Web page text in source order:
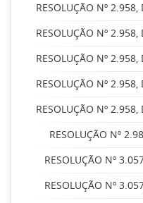
RESOLUÇÃO Nº
RESOLUÇÃO Nº
RESOLUÇÃO Nº
RESOLUÇÃO Nº
RESOLUÇÃO Nº
RESOLUÇÃO Nº
RESOLUÇÃO Nº
RESOLUÇÃO Nº